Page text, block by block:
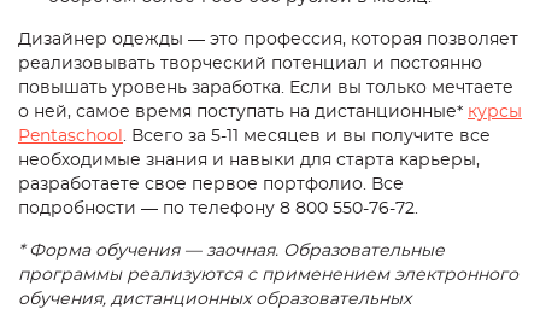
Дизайнер одежды — это профессия, которая позволяет
реализовывать творческий потенциал и постоянно
повышать уровень заработка. Если вы только мечтаете
о ней, самое время поступать на дистанционные* курсы
Pentaschool
. Всего за 5-11 месяцев и вы получите все
необходимые знания и навыки для старта карьеры,
разработаете свое первое портфолио. Все
подробности — по телефону 8 800 550-76-72.
* Форма обучения — заочная. Образовательные
программы реализуются с применением электронного
обучения, дистанционных образовательных